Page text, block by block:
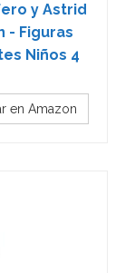
y Astrid
- Figuras
Niños 4
en Amazon